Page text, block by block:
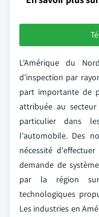
L'Amérique du
d'inspection par
part importante de
attribuée au
particulier dans
l'automobile. Des
nécessité
demande de
par la région
technologiques
Les industries en